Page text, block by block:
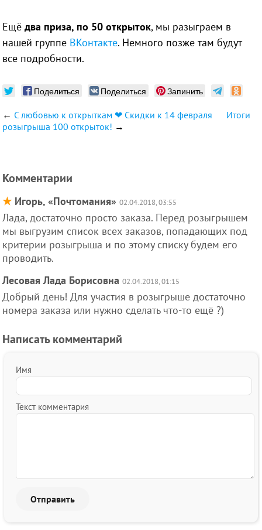
Ещёдва приза, по 50 открыток, мы разыграем в
нашей группе ВКонтакте. Немного позже там будут
все подробности.
Поделиться Поделиться Запинить
← С любовью к открыткам ❤ Скидки к 14 февраля
Итоги
розыгрыша 100 открыток! →
Комментарии
★ Игорь, «Почтомания» 02.04.2018, 03:55
Лада, достаточно просто заказа. Перед розыгрышем
мы выгрузим список всех заказов, попадающих под
критерии розыгрыша и по этому списку будем его
проводить.
Лесовая Лада Борисовна 02.04.2018, 01:15
Добрый день! Для участия в розыгрыше достаточно
номера заказа или нужно сделать что-то ещё ?)
Написать комментарий
Имя
Текст комментария